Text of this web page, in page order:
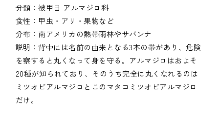
分類：被甲目 アルマジロ科
食性： 甲虫・アリ・果物など
分布： 南アメリカの熱帯雨林やサバンナ
説明：背中には名前の由来となる3本の帯があり、危険
を察すると丸くなって身を守る。アルマジロはおよそ
20種が知られており、そのうち完全に丸くなれるのは
ミツオビアルマジロとこのマタコミツオビアルマジロ